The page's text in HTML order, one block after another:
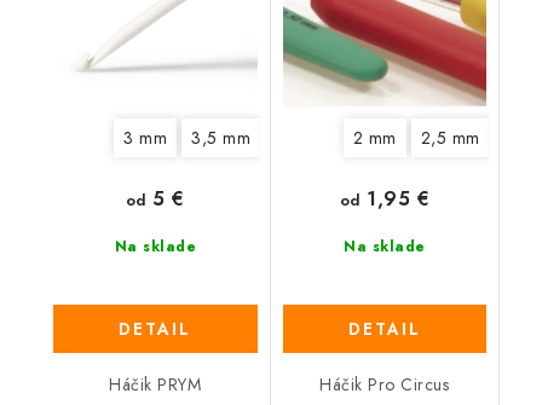
3 mm 3,5 mm 5 mm 6 mm
Na sklade
od 5 €
DETAIL
Háčik PRYM
2 mm 2,5 mm
Na sklade
od 1,95 €
DETAIL
Háčik Pro Circus